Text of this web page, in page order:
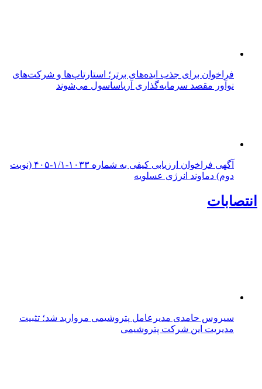
فراخوان برای جذب ایده‌های برتر؛ استارتاپ‌ها و شرکت‌های
نوآور مقصد سرما‌یه‌گذاری آریاساسول می‌شوند
آگهی فراخوان ارزیابی کیفی به شماره ۱۰۳۳-۱/۱-۴۰۵ (نوبت
دوم) دماوند انرژی عسلویه
انتصابات
سیروس حامدی مدیرعامل پتروشیمی مروارید شد؛ تثبیت
مدیریت این شرکت پتروشیمی